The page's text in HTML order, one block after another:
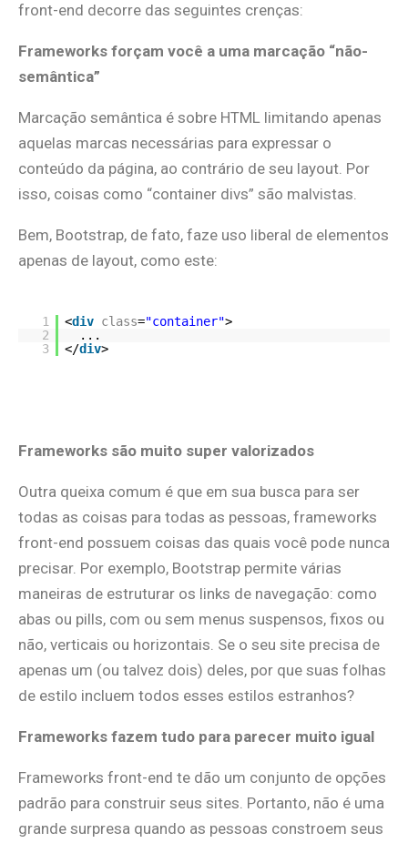
front-end decorre das seguintes crenças:
Frameworks forçam você a uma marcação “não-
semântica”
Marcação semântica é sobre HTML limitando apenas
aquelas marcas necessárias para expressar o
conteúdo da página, ao contrário de seu layout. Por
isso, coisas como “container divs” são malvistas.
Bem, Bootstrap, de fato, faze uso liberal de elementos
apenas de layout, como este:
1 <div class="container">
2
...
3
</div>
Frameworks são muito super valorizados
Outra queixa comum é que em sua busca para ser
todas as coisas para todas as pessoas, frameworks
front-end possuem coisas das quais você pode nunca
precisar. Por exemplo, Bootstrap permite várias
maneiras de estruturar os links de navegação: como
abas ou pills, com ou sem menus suspensos, fixos ou
não, verticais ou horizontais. Se o seu site precisa de
apenas um (ou talvez dois) deles, por que suas folhas
de estilo incluem todos esses estilos estranhos?
Frameworks fazem tudo para parecer muito igual
Frameworks front-end te dão um conjunto de opções
padrão para construir seus sites. Portanto, não é uma
grande surpresa quando as pessoas constroem seus